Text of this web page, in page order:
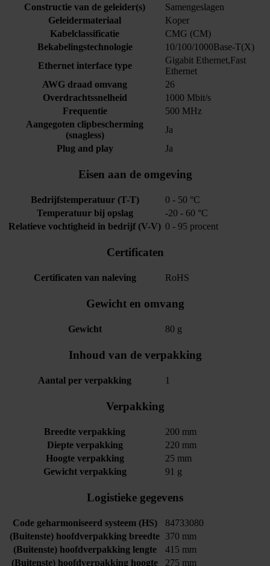
Constructie van de geleider(s)
Samengeslagen
Geleidermateriaal
Koper
Kabelclassificatie
CMG (CM)
Bekabelingstechnologie
10/100/1000Base-T(X)
Ethernet interface type
Gigabit Ethernet,Fast
Ethernet
AWG draad omvang
26
Overdrachtssnelheid
1000 Mbit/s
Frequentie
500 MHz
Aangegoten clipbescherming
(snagless)
Ja
Plug and play
Ja
Eisen aan de omgeving
Bedrijfstemperatuur (T-T)
0 - 50 °C
Temperatuur bij opslag
-20 - 60 °C
Relatieve vochtigheid in bedrijf (V-V) 0 - 95 procent
Certificaten
Certificaten van naleving RoHS
Gewicht en omvang
Gewicht 80 g
Inhoud van de verpakking
Aantal per verpakking 1
Verpakking
Breedte verpakking
200 mm
Diepte verpakking
220 mm
Hoogte verpakking
25 mm
Gewicht verpakking
91 g
Logistieke gegevens
Code geharmoniseerd systeem (HS)
84733080
(Buitenste) hoofdverpakking breedte 370 mm
(Buitenste) hoofdverpakking lengte
415 mm
(Buitenste) hoofdverpakking hoogte
275 mm